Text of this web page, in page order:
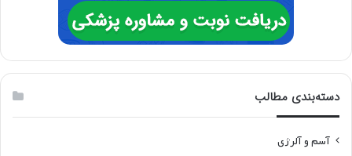
دسته‌بندی مطالب
آسم و آلرژی